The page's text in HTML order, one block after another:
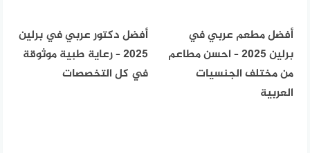
أفضل مطعم عربي في
برلين 2025 – احسن مطاعم
من مختلف الجنسيات
العربية
أفضل دكتور عربي في برلين
2025 – رعاية طبية موثوقة
في كل التخصصات